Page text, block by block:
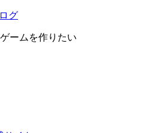
グ
ームを作りたい